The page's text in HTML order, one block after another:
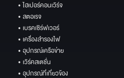
• ไฮเปอร์คอนเวิร์จ
• สตอเรจ
• เบรคเซิร์ฟเวอร์
• เครื่องสำรองไฟ
• อุปกรณ์เครือข่าย
• เวิร์คสเตชั่น
• อุปกรณ์ที่เกี่ยวข้อง